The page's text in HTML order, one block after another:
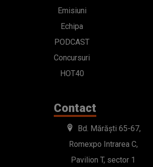
Emisiuni
Echipa
PODCAST
Concursuri
HOT40
Contact
Bd. Mărăști 65-67,
Romexpo Intrarea C,
Pavilion T, sector 1